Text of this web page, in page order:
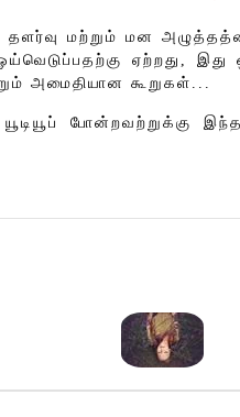
மற்றும் மன
ஏற்றது, இது
அமைதியான கூறுகள்...
போன்றவற்றுக்கு